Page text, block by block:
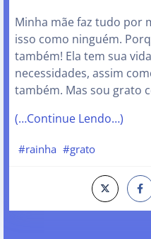
Minha mãe faz tudo por
isso como ninguém.
também! Ela tem sua
necessidades, assim
também. Mas sou grato
(…Continue Lendo…)
#rainha #grato